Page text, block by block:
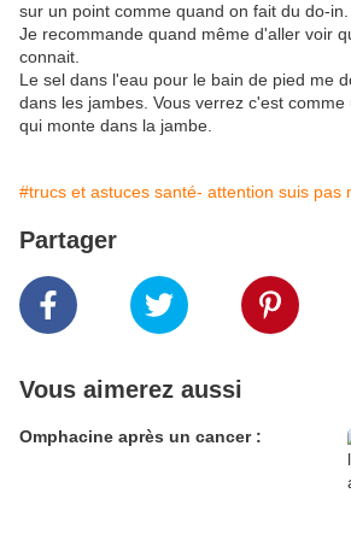
sur un point comme quand on fait du do-in.
Je recommande quand même d'aller voir
connait.
Le sel dans l'eau pour le bain de pied me
dans les jambes. Vous verrez c'est
qui monte dans la jambe.
#trucs et astuces santé- attention suis pas
Partager
Vous aimerez aussi
Omphacine après un cancer :